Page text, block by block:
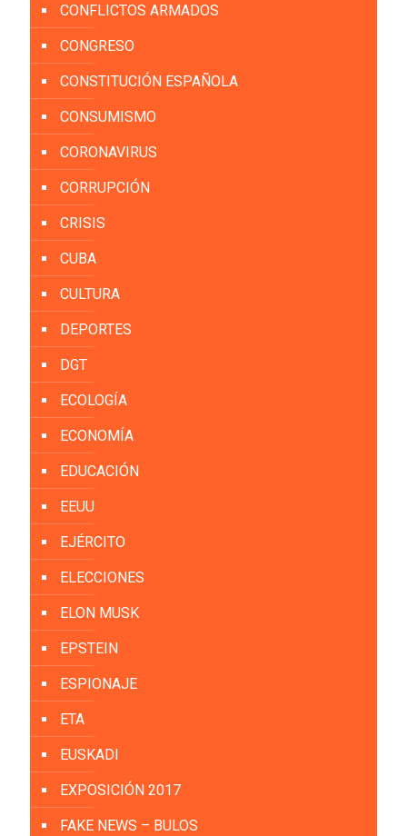
CONFLICTOS ARMADOS
CONGRESO
CONSTITUCIÓN ESPAÑOLA
CONSUMISMO
CORONAVIRUS
CORRUPCIÓN
CRISIS
CUBA
CULTURA
DEPORTES
DGT
ECOLOGÍA
ECONOMÍA
EDUCACIÓN
EEUU
EJÉRCITO
ELECCIONES
ELON MUSK
EPSTEIN
ESPIONAJE
ETA
EUSKADI
EXPOSICIÓN 2017
FAKE NEWS – BULOS